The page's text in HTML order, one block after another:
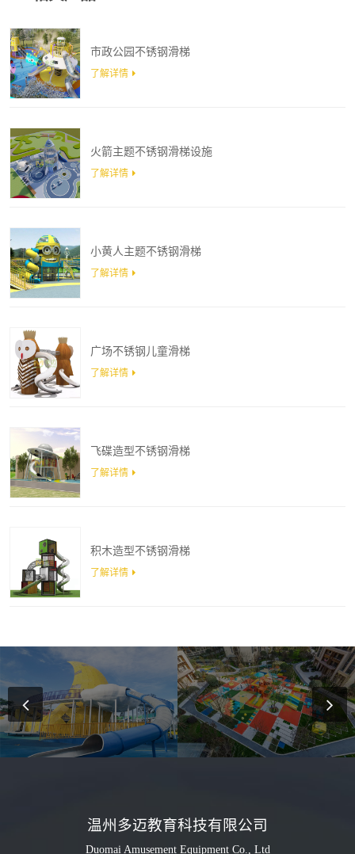
市政公园不锈钢滑梯
了解详情
火箭主题不锈钢滑梯设施
了解详情
小黄人主题不锈钢滑梯
了解详情
广场不锈钢儿童滑梯
了解详情
飞碟造型不锈钢滑梯
了解详情
积木造型不锈钢滑梯
了解详情
温州多迈教育科技有限公司
Duomai Amusement Equipment Co., Ltd